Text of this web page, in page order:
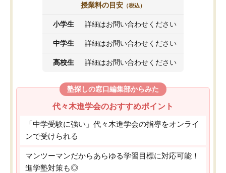
授業料の目安 （税込）
小学生 詳細はお問い合わせください
中学生 詳細はお問い合わせください
高校生 詳細はお問い合わせください
塾探しの窓口編集部からみた
代々木進学会のおすすめポイント
「中学受験に強い」代々木進学会の指導をオンライ
ンで受けられる
マンツーマンだからあらゆる学習目標に対応可能！
進学塾対策も◎